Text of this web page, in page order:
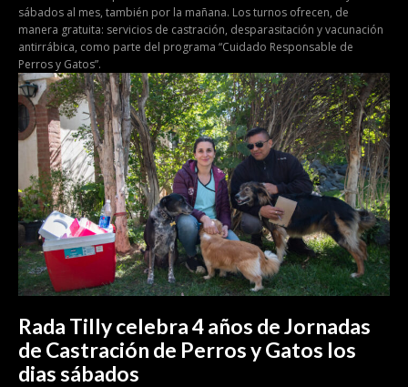
sábados al mes, también por la mañana. Los turnos ofrecen, de
manera gratuita: servicios de castración, desparasitación y vacunación
antirrábica, como parte del programa “Cuidado Responsable de
Perros y Gatos”.
Rada Tilly celebra 4 años de Jornadas
de Castración de Perros y Gatos los
dias sábados